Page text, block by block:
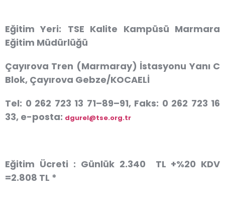
Eğitim Yeri: TSE Kalite Kampüsü Marmara
Eğitim Müdürlüğü
Çayırova Tren (Marmaray) İstasyonu Yanı C
Blok, Çayırova Gebze/KOCAELİ
Tel: 0 262 723 13 71–89–91, Faks: 0 262 723 16
33, e-posta: dgurel@tse.org.tr
Eğitim Ücreti : Günlük 2.340 TL +%20 KDV
=2.808 TL *